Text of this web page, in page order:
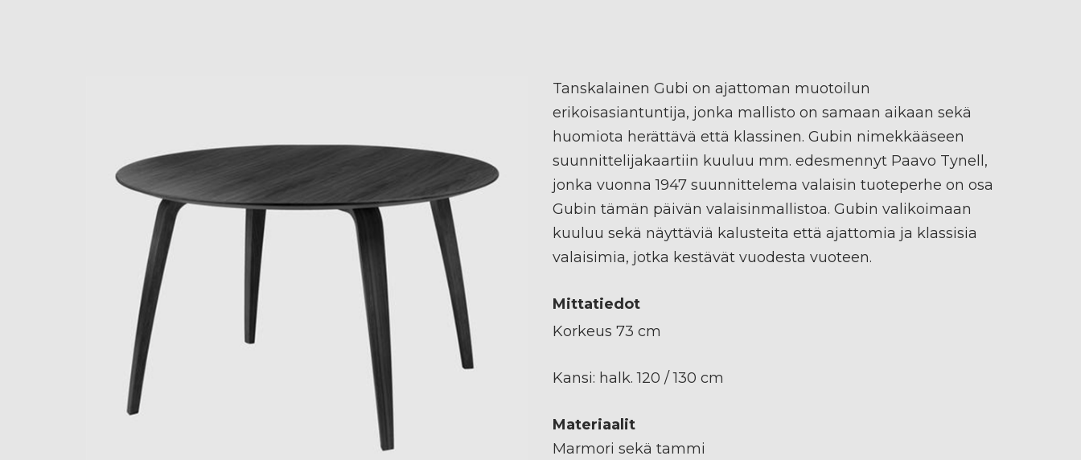
Tanskalainen Gubi on ajattoman muotoilun
erikoisasiantuntija, jonka mallisto on samaan aikaan sekä
huomiota herättävä että klassinen. Gubin nimekkääseen
suunnittelijakaartiin kuuluu mm. edesmennyt Paavo Tynell,
jonka vuonna 1947 suunnittelema valaisin tuoteperhe on osa
Gubin tämän päivän valaisinmallistoa. Gubin valikoimaan
kuuluu sekä näyttäviä kalusteita että ajattomia ja klassisia
valaisimia, jotka kestävät vuodesta vuoteen.
Mittatiedot
Korkeus 73 cm
Kansi: halk. 120 / 130 cm
Materiaalit
Marmori sekä tammi